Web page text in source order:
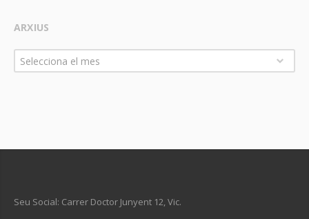
ARXIUS
Arxius
Selecciona el mes
Seu Social: Carrer Doctor Junyent 12, Vic.